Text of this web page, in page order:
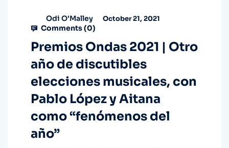
Odi O'Malley October 21, 2021
Comments (0)
Premios Ondas 2021 | Otro
año de discutibles
elecciones musicales, con
Pablo López y Aitana
como “fenómenos del
año”